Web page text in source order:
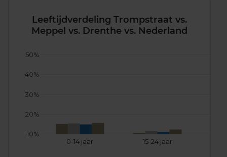
Leeftijdverdeling Trompstraat vs.
Meppel vs. Drenthe vs. Nederland
0-14 jaar 15-24 jaar
10%
20%
30%
40%
50%